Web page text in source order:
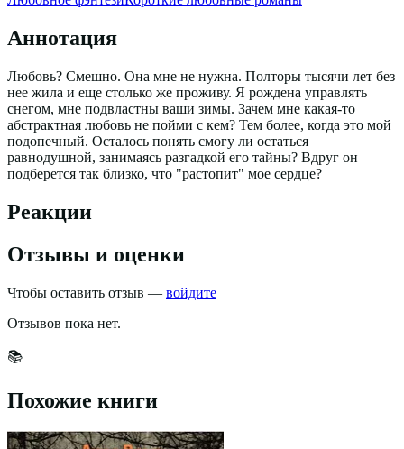
Аннотация
Любовь? Смешно. Она мне не нужна. Полторы тысячи лет без
нее жила и еще столько же проживу. Я рождена управлять
снегом, мне подвластны ваши зимы. Зачем мне какая-то
абстрактная любовь не пойми с кем? Тем более, когда это мой
подопечный. Осталось понять смогу ли остаться
равнодушной, занимаясь разгадкой его тайны? Вдруг он
подберется так близко, что "растопит" мое сердце?
Реакции
Отзывы и оценки
Чтобы оставить отзыв — войдите
Отзывов пока нет.
📚
Похожие книги